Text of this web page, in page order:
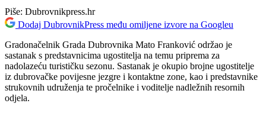
Piše: Dubrovnikpress.hr
Dodaj DubrovnikPress među omiljene izvore na Googleu
Gradonačelnik Grada Dubrovnika Mato Franković održao je
sastanak s predstavnicima ugostitelja na temu priprema za
nadolazeću turističku sezonu. Sastanak je okupio brojne ugostitelje
iz dubrovačke povijesne jezgre i kontaktne zone, kao i predstavnike
strukovnih udruženja te pročelnike i voditelje nadležnih resornih
odjela.